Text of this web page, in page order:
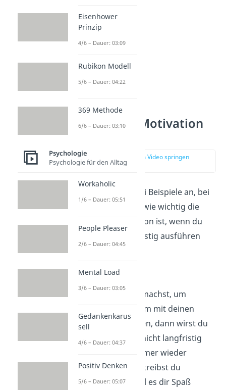
Intrinsische Motivation
Beispiele
zur Stelle im Video springen
(01:34)
Schauen wir uns drei Beispiele an, bei
denen du erkennst, wie wichtig die
intrinsische Motivation ist, wenn du
eine Tätigkeit langfristig ausführen
möchtest.
Beispiel Sport:
Wenn du Sport nur machst, um
abzunehmen oder um mit deinen
Freunden mitzuhalten, dann wirst du
das wahrscheinlich nicht langfristig
durchziehen und immer wieder
Ausreden finden. Betreibst du
allerdings Sport, weil es dir Spaß
Eisenhower
Prinzip
4/6 – Dauer: 03:09
Rubikon Modell
5/6 – Dauer: 04:22
369 Methode
6/6 – Dauer: 03:10
Psychologie
Psychologie für den Alltag
Workaholic
1/6 – Dauer: 05:51
People Pleaser
2/6 – Dauer: 04:45
Mental Load
3/6 – Dauer: 03:05
Gedankenkarus
sell
4/6 – Dauer: 04:37
Positiv Denken
5/6 – Dauer: 05:07